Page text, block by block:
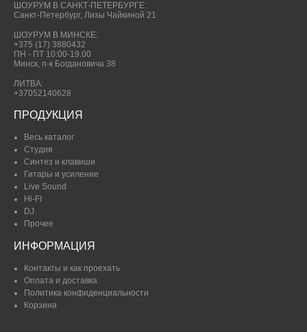
ШОУРУМ В САНКТ-ПЕТЕРБУРГЕ:
Санкт-Петербург, Лизы Чайкиной 21
ШОУРУМ В МИНСКЕ:
+375 (17) 3880432
ПН - ПТ 10:00-19.00
Минск, п-к Богдановича 38
ЛИТВА:
+37052140628
ПРОДУКЦИЯ
Весь каталог
Студия
Синтез и клавиши
Гитары и усиление
Live Sound
Hi-FI
DJ
Прочее
ИНФОРМАЦИЯ
Контакты и как проехать
Оплата и доставка
Политика конфиденциальности
Корзина